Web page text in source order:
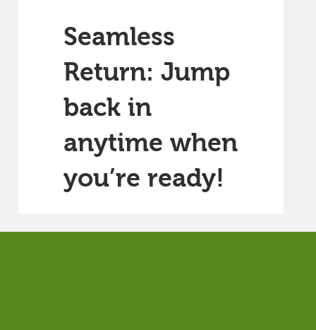
Seamless
Return: Jump
back in
anytime when
you’re ready!